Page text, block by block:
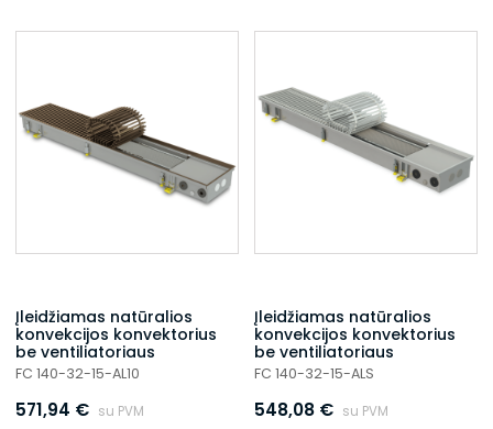
Įleidžiamas natūralios
konvekcijos konvektorius
be ventiliatoriaus
FC 140-32-15-AL10
571,94 € su PVM
Įleidžiamas natūralios
konvekcijos konvektorius
be ventiliatoriaus
FC 140-32-15-ALS
548,08 € su PVM